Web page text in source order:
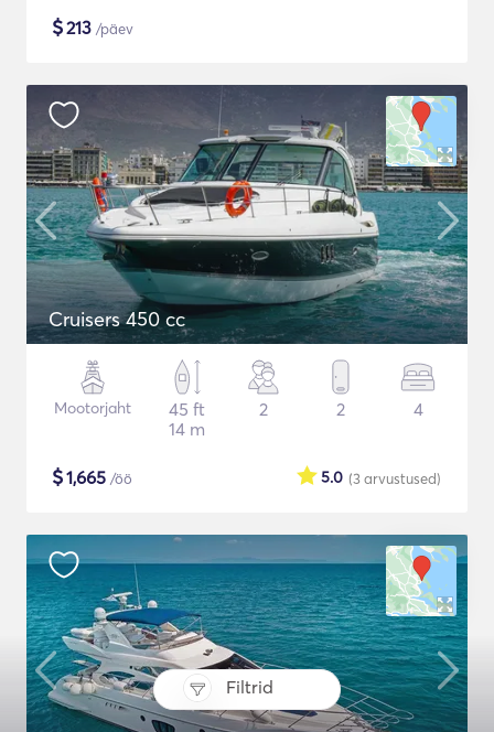
Filtrid
$213 /päev
Cruisers 450 cc
Mootorjaht
45 ft
14 m
2 2 4
$1,665 /öö (3arvustused)
5.0